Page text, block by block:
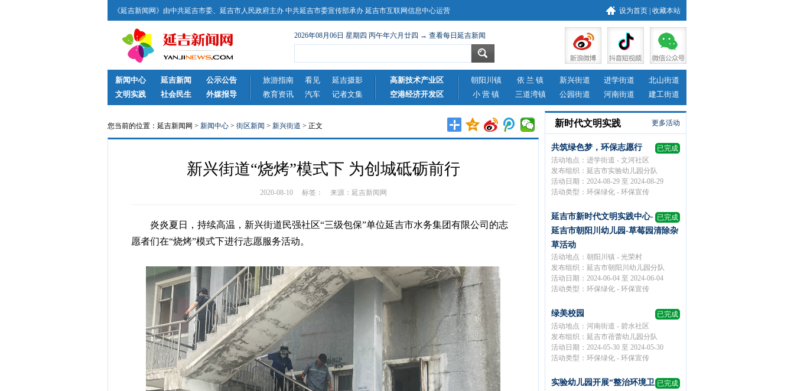
设为首页 收藏本站
《延吉新闻网》由中共延吉市委、延吉市人民政府主办 中共延吉市委宣传部承办 延吉市互联网信息中心运营
2026年08月06日 星期四 丙午年六月廿四 → 查看每日延吉新闻
新闻中心 延吉新闻 公示公告 旅游指南 看见 延吉摄影 高新技术产业区 朝阳川镇 依 兰 镇 新兴街道 进学街道
北山街道
文明实践
社会民生 外媒报导 教育资讯 汽车 记者文集 空港经济开发区 小 营 镇 三道湾镇 公园街道 河南街道 建工街道
您当前的位置：延吉新闻网 > 新闻中心 > 街区新闻 > 新兴街道 > 正文
新兴街道“烧烤”模式下 为创城砥砺前行
2020-08-10 标签： 来源： 延吉新闻网
炎炎夏日，持续高温，新兴街道民强社区“三级包保”单位延吉市水务集团有限公司的志
愿者们在“烧烤”模式下进行志愿服务活动。
更多活动
新时代文明实践
已完成
共筑绿色梦，环保志愿行
活动地点：进学街道 - 文河社区
发布组织：延吉市实验幼儿园分队
活动日期：2024-08-29 至 2024-08-29
活动类型：环保绿化 - 环保宣传
已完成
延吉市新时代文明实践中心-
延吉市朝阳川幼儿园-草莓园清除杂
草活动
活动地点：朝阳川镇 - 光荣村
发布组织：延吉市朝阳川幼儿园分队
活动日期：2024-06-04 至 2024-06-04
活动类型：环保绿化 - 环保宣传
已完成
绿美校园
活动地点：河南街道 - 碧水社区
发布组织：延吉市蓓蕾幼儿园分队
活动日期：2024-05-30 至 2024-05-30
活动类型：环保绿化 - 环保宣传
已完成
实验幼儿园开展“整治环境卫